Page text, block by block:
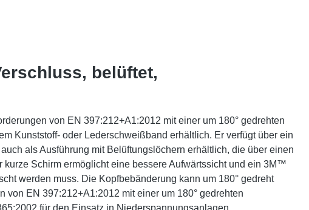
belüftet,
von EN 397:212+A1:2012 mit einer um 180° gedrehten
Kunststoff- oder Lederschweißband erhältlich. Er verfügt über ein
als Ausführung mit Belüftungslöchern erhältlich, die über einen
Schirm ermöglicht eine bessere Aufwärtssicht und ein 3M™
werden muss. Die Kopfbebänderung kann um 180° gedreht
EN 397:212+A1:2012 mit einer um 180° gedrehten
für den Einsatz in Niederspannungsanlagen